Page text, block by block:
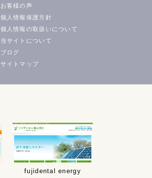
お客様の声
個人情報保護方針
個人情報の取扱いについて
当サイトについて
ブログ
サイトマップ
fujidental energy